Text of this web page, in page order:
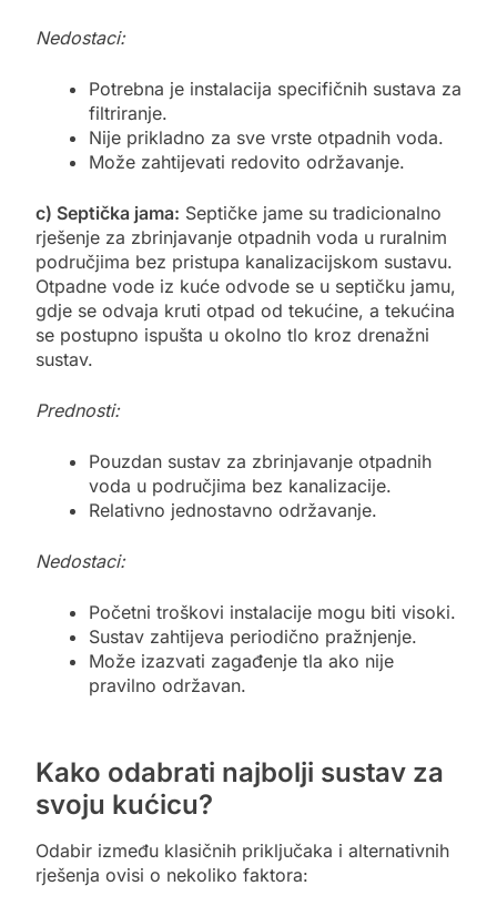
Nedostaci:
Potrebna je instalacija specifičnih sustava za
filtriranje.
Nije prikladno za sve vrste otpadnih voda.
Može zahtijevati redovito održavanje.
c) Septička jama: Septičke jame su tradicionalno
rješenje za zbrinjavanje otpadnih voda u ruralnim
područjima bez pristupa kanalizacijskom sustavu.
Otpadne vode iz kuće odvode se u septičku jamu,
gdje se odvaja kruti otpad od tekućine, a tekućina
se postupno ispušta u okolno tlo kroz drenažni
sustav.
Prednosti:
Pouzdan sustav za zbrinjavanje otpadnih
voda u područjima bez kanalizacije.
Relativno jednostavno održavanje.
Nedostaci:
Početni troškovi instalacije mogu biti visoki.
Sustav zahtijeva periodično pražnjenje.
Može izazvati zagađenje tla ako nije
pravilno održavan.
Kako odabrati najbolji sustav za
svoju kućicu?
Odabir između klasičnih priključaka i alternativnih
rješenja ovisi o nekoliko faktora: